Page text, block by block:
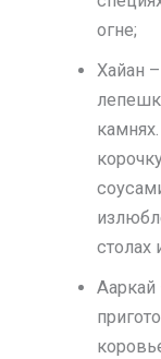
огне;
Хайан
столах